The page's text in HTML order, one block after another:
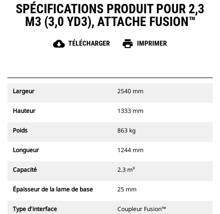
SPÉCIFICATIONS PRODUIT POUR 2,3
M3 (3,0 YD3), ATTACHE FUSION™
cloud_download TÉLÉCHARGER print IMPRIMER
Largeur 2540 mm
Hauteur 1333 mm
Poids 863 kg
Longueur 1244 mm
Capacité 2.3 m³
Épaisseur de la lame de base 25 mm
Type d'interface Coupleur Fusion™